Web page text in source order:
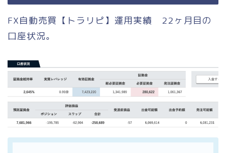
FX自動売買【トラリピ】運用実績 22ヶ月目の
口座状況。